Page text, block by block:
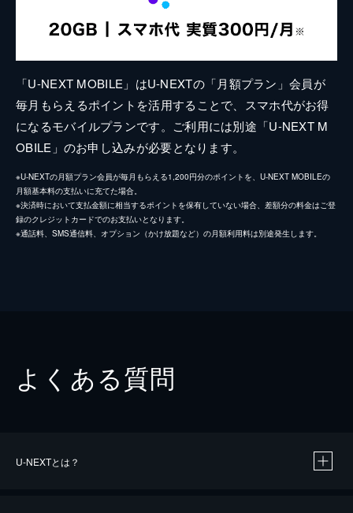
「U-NEXT MOBILE」はU-NEXTの「月額プラン」会員が
毎月もらえるポイントを活用することで、スマホ代がお得
になるモバイルプランです。ご利用には別途「U-NEXT M
OBILE」のお申し込みが必要となります。
※U-NEXTの月額プラン会員が毎月もらえる1,200円分のポイントを、U-NEXT MOBILEの
月額基本料の支払いに充てた場合。
※決済時において支払金額に相当するポイントを保有していない場合、差額分の料金はご登
録のクレジットカードでのお支払いとなります。
※通話料、SMS通信料、オプション（かけ放題など）の月額利用料は別途発生します。
よくある質問
U-NEXTとは？